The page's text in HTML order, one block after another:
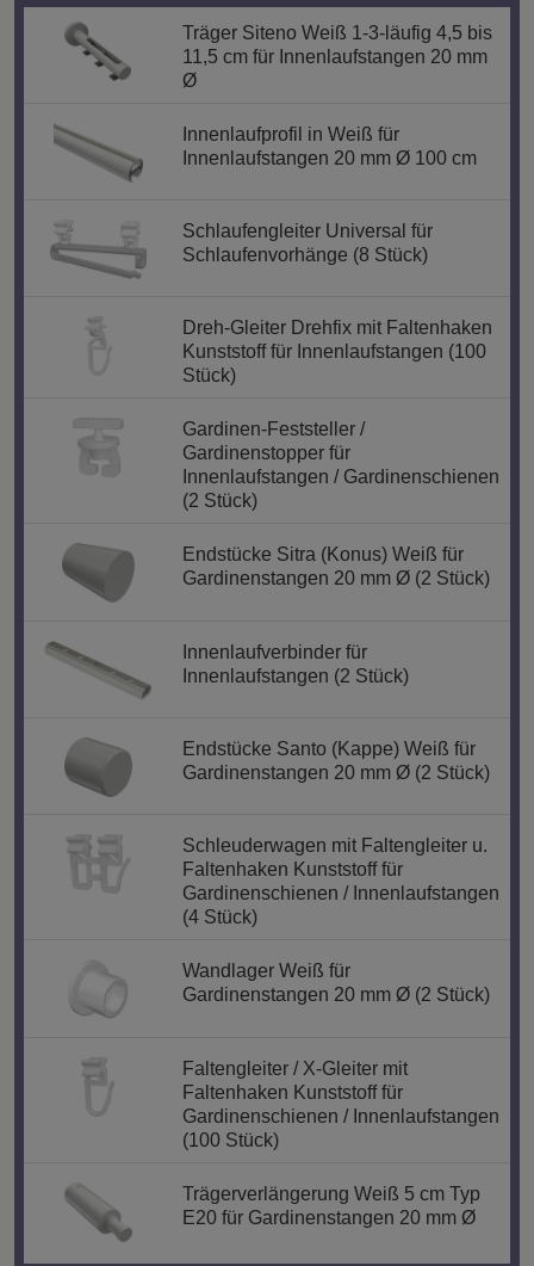
Träger Siteno Weiß 1-3-läufig 4,5 bis
11,5 cm für Innenlaufstangen 20 mm
Ø
Innenlaufprofil in Weiß für
Innenlaufstangen 20 mm Ø 100 cm
Schlaufengleiter Universal für
Schlaufenvorhänge (8 Stück)
Dreh-Gleiter Drehfix mit Faltenhaken
Kunststoff für Innenlaufstangen (100
Stück)
Gardinen-Feststeller /
Gardinenstopper für
Innenlaufstangen / Gardinenschienen
(2 Stück)
Endstücke Sitra (Konus) Weiß für
Gardinenstangen 20 mm Ø (2 Stück)
Innenlaufverbinder für
Innenlaufstangen (2 Stück)
Endstücke Santo (Kappe) Weiß für
Gardinenstangen 20 mm Ø (2 Stück)
Schleuderwagen mit Faltengleiter u.
Faltenhaken Kunststoff für
Gardinenschienen / Innenlaufstangen
(4 Stück)
Wandlager Weiß für
Gardinenstangen 20 mm Ø (2 Stück)
Faltengleiter / X-Gleiter mit
Faltenhaken Kunststoff für
Gardinenschienen / Innenlaufstangen
(100 Stück)
Trägerverlängerung Weiß 5 cm Typ
E20 für Gardinenstangen 20 mm Ø